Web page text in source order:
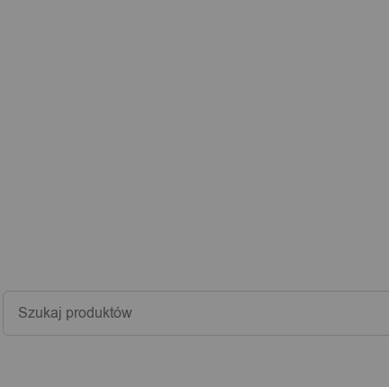
Wyszukiwarka
produktów